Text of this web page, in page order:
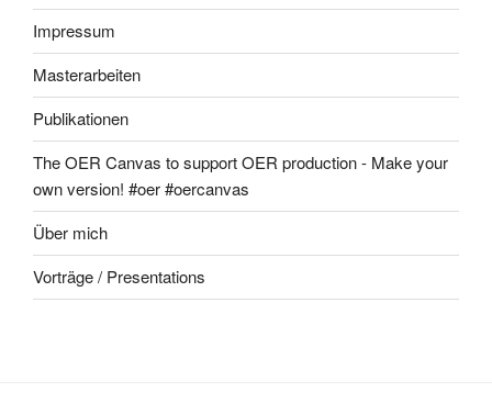
Impressum
Masterarbeiten
Publikationen
The OER Canvas to support OER production - Make your
own version! #oer #oercanvas
Über mich
Vorträge / Presentations